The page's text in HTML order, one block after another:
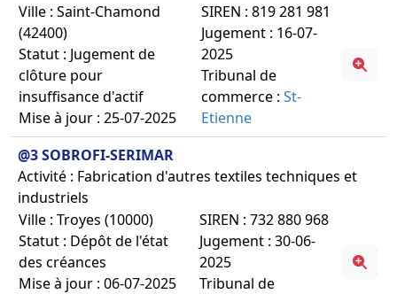
Ville : Saint-Chamond
(42400)
Statut : Jugement de
clôture pour
insuffisance d'actif
Mise à jour : 25-07-2025
SIREN : 819 281 981
Jugement : 16-07-
2025
Tribunal de
commerce :St-
Etienne
@3 SOBROFI-SERIMAR
Activité : Fabrication d'autres textiles techniques et
industriels
Ville : Troyes (10000)
Statut : Dépôt de l'état
des créances
Mise à jour : 06-07-2025
SIREN : 732 880 968
Jugement : 30-06-
2025
Tribunal de